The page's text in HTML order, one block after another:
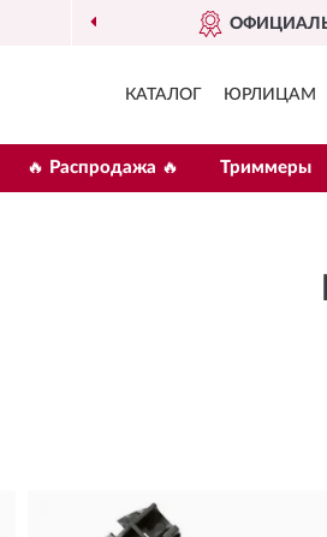
ДИЛЕР MOSER В РОССИИ
КАТАЛОГ ЮРЛИЦАМ
🔥 Распродажа 🔥 Триммеры